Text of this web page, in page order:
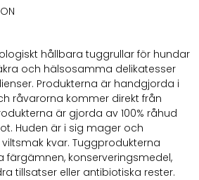
hållbara tuggrullar för hundar
och hälsosamma delikatesser
Produkterna är handgjorda i
råvarorna kommer direkt från
är gjorda av 100% råhud
Huden är i sig mager och
kvar. Tuggprodukterna
färgämnen, konserveringsmedel,
tillsatser eller antibiotiska rester.